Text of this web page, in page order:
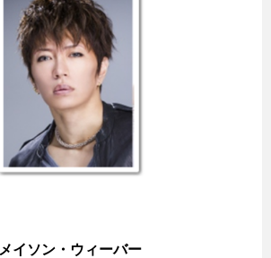
メイソン・ウィーバー